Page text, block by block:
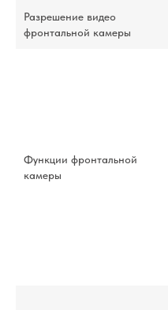
Разрешение видео
фронтальной камеры
Функции фронтальной
камеры